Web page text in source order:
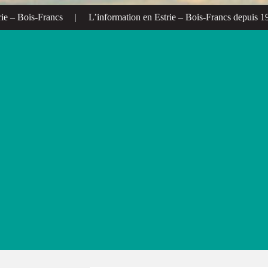
| L’information en Estrie – Bois-Francs depuis 1972 |